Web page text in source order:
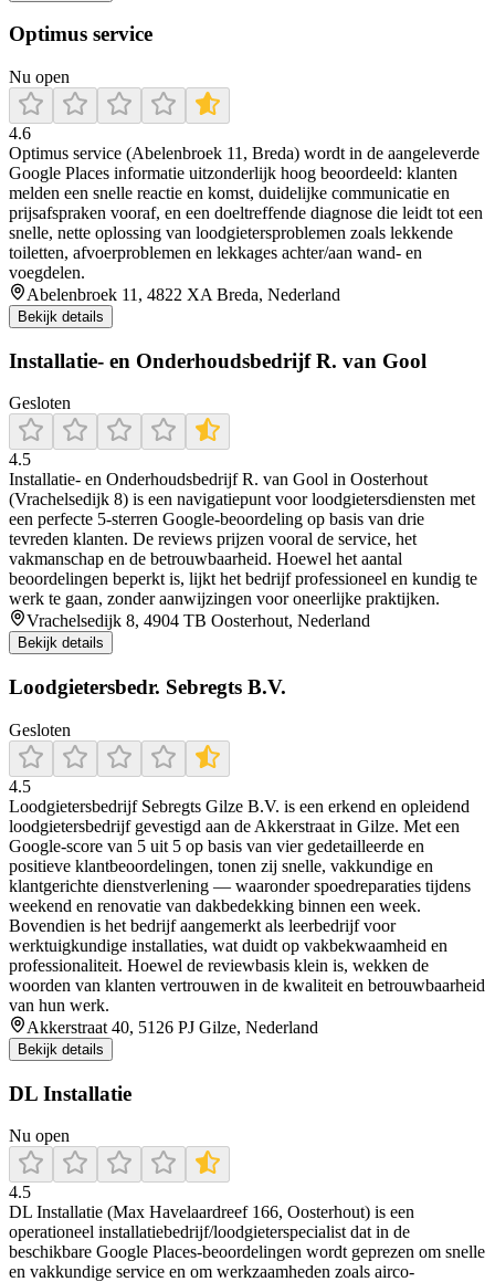
Optimus service
Nu open
4.6
Optimus service (Abelenbroek 11, Breda) wordt in de aangeleverde
Google Places informatie uitzonderlijk hoog beoordeeld: klanten
melden een snelle reactie en komst, duidelijke communicatie en
prijsafspraken vooraf, en een doeltreffende diagnose die leidt tot een
snelle, nette oplossing van loodgietersproblemen zoals lekkende
toiletten, afvoerproblemen en lekkages achter/aan wand- en
voegdelen.
Abelenbroek 11, 4822 XA Breda, Nederland
Bekijk details
Installatie- en Onderhoudsbedrijf R. van Gool
Gesloten
4.5
Installatie‑ en Onderhoudsbedrijf R. van Gool in Oosterhout
(Vrachelsedijk 8) is een navigatiepunt voor loodgietersdiensten met
een perfecte 5‑sterren Google‑beoordeling op basis van drie
tevreden klanten. De reviews prijzen vooral de service, het
vakmanschap en de betrouwbaarheid. Hoewel het aantal
beoordelingen beperkt is, lijkt het bedrijf professioneel en kundig te
werk te gaan, zonder aanwijzingen voor oneerlijke praktijken.
Vrachelsedijk 8, 4904 TB Oosterhout, Nederland
Bekijk details
Loodgietersbedr. Sebregts B.V.
Gesloten
4.5
Loodgietersbedrijf Sebregts Gilze B.V. is een erkend en opleidend
loodgietersbedrijf gevestigd aan de Akkerstraat in Gilze. Met een
Google‑score van 5 uit 5 op basis van vier gedetailleerde en
positieve klantbeoordelingen, tonen zij snelle, vakkundige en
klantgerichte dienstverlening — waaronder spoedreparaties tijdens
weekend en renovatie van dakbedekking binnen een week.
Bovendien is het bedrijf aangemerkt als leerbedrijf voor
werktuigkundige installaties, wat duidt op vakbekwaamheid en
professionaliteit. Hoewel de reviewbasis klein is, wekken de
woorden van klanten vertrouwen in de kwaliteit en betrouwbaarheid
van hun werk.
Akkerstraat 40, 5126 PJ Gilze, Nederland
Bekijk details
DL Installatie
Nu open
4.5
DL Installatie (Max Havelaardreef 166, Oosterhout) is een
operationeel installatiebedrijf/loodgieterspecialist dat in de
beschikbare Google Places-beoordelingen wordt geprezen om snelle
en vakkundige service en om werkzaamheden zoals airco-